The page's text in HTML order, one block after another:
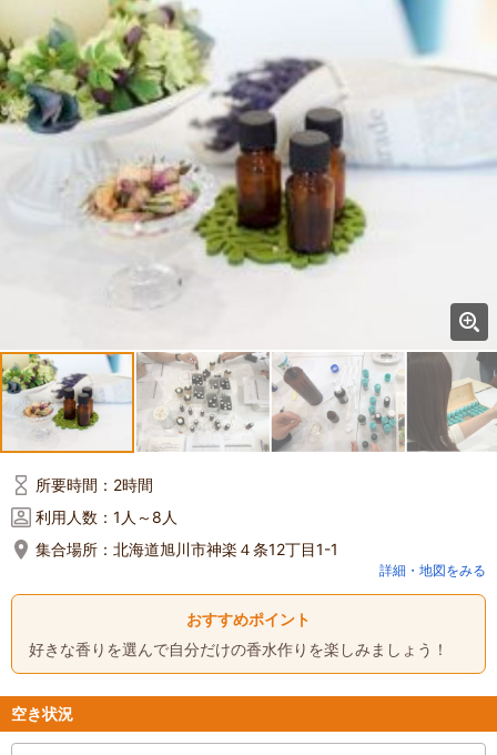
所要時間： 2時間
利用人数： 1人～8人
集合場所： 北海道旭川市神楽４条12丁目1-1
詳細・地図をみる
おすすめポイント
好きな香りを選んで自分だけの香水作りを楽しみましょう！
空き状況